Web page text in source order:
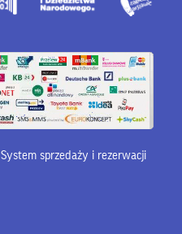
System sprzedaży i rezerwacji